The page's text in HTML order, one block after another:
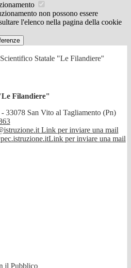
non possono essere
l'elenco nella pagina della cookie
Statale "Le Filandiere"
Filandiere"
33078 San Vito al Tagliamento (Pn)
Link per inviare una mail
Link per inviare una mail
il Pubblico